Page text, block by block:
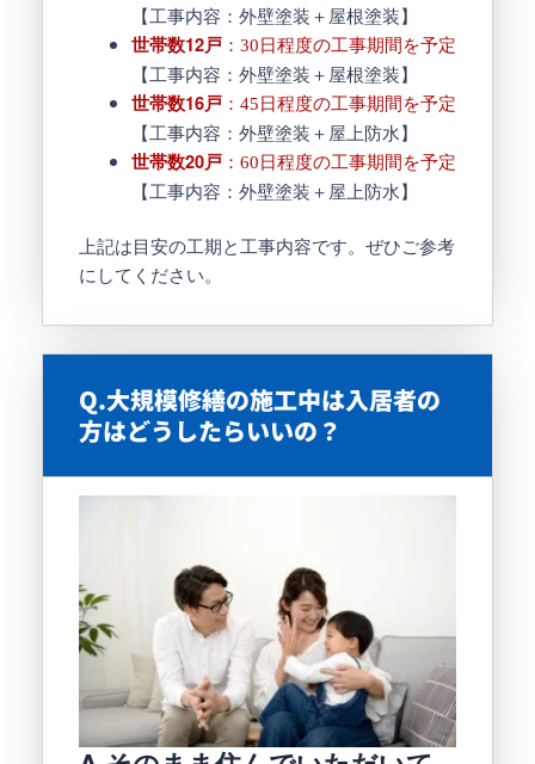
【工事内容：外壁塗装＋屋根塗装】
世帯数12戸：30日程度の工事期間を予定
【工事内容：外壁塗装＋屋根塗装】
世帯数16戸：45日程度の工事期間を予定
【工事内容：外壁塗装＋屋上防水】
世帯数20戸：60日程度の工事期間を予定
【工事内容：外壁塗装＋屋上防水】
上記は目安の工期と工事内容です。ぜひご参考
にしてください。
Q.大規模修繕の施工中は入居者の
方はどうしたらいいの？